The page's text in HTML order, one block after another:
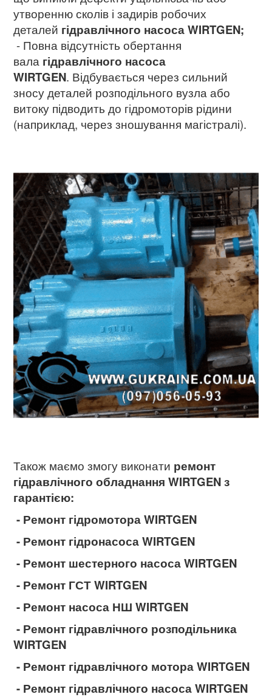
утворенню сколів і задирів робочих
деталей гідравлічного насосаWIRTGEN;
- Повна відсутність обертання
вала гідравлічного насоса
WIRTGEN. Відбувається через сильний
зносу деталей розподільного вузла або
витоку підводить до гідромоторів рідини
(наприклад, через зношування магістралі).
Також маємо змогу виконати ремонт
гідравлічного обладнання WIRTGENз
гарантією:
- Ремонт гідромотора WIRTGEN
- Ремонт гідронасоса WIRTGEN
- Ремонт шестерного насоса WIRTGEN
- Ремонт ГСТ WIRTGEN
- Ремонт насоса НШ WIRTGEN
- Ремонт гідравлічного розподільника
WIRTGEN
- Ремонт гідравлічного мотора WIRTGEN
- Ремонт гідравлічного насоса WIRTGEN